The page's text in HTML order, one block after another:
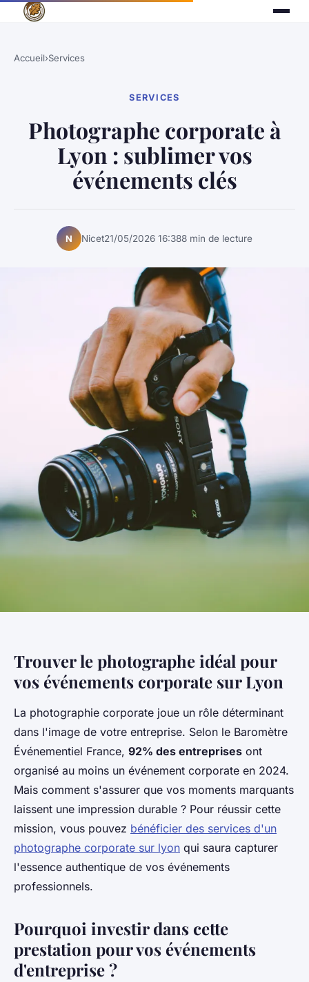
Accueil›Services
SERVICES
Photographe corporate à
Lyon : sublimer vos
événements clés
N Nicet21/05/2026 16:388 min de lecture
Trouver le photographe idéal pour
vos événements corporate sur Lyon
La photographie corporate joue un rôle déterminant
dans l'image de votre entreprise. Selon le Baromètre
Événementiel France, 92% des entreprises ont
organisé au moins un événement corporate en 2024.
Mais comment s'assurer que vos moments marquants
laissent une impression durable ? Pour réussir cette
mission, vous pouvez bénéficier des services d'un
photographe corporate sur lyon qui saura capturer
l'essence authentique de vos événements
professionnels.
Pourquoi investir dans cette
prestation pour vos événements
d'entreprise ?